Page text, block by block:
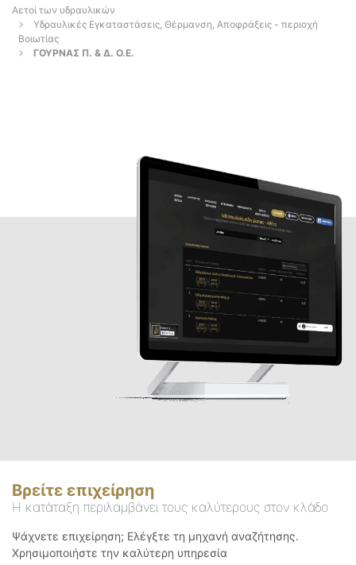
Αετοί των υδραυλικών
Υδραυλικές Εγκαταστάσεις, Θέρμανση, Αποφράξεις - περιοχή
Βοιωτίας
ΓΟΥΡΝΑΣ Π. & Δ. Ο.Ε.
Βρείτε επιχείρηση
Η κατάταξη περιλαμβάνει τους καλύτερους στον κλάδο
Ψάχνετε επιχείρηση; Ελέγξτε τη μηχανή αναζήτησης.
Χρησιμοποιήστε την καλύτερη υπηρεσία